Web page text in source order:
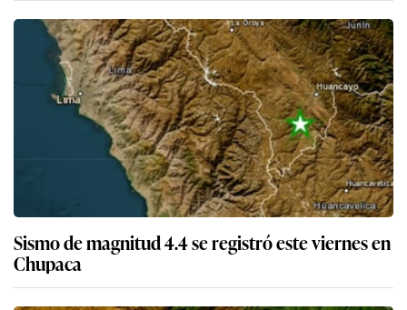
Sismo de magnitud 4.4 se registró este viernes en
Chupaca